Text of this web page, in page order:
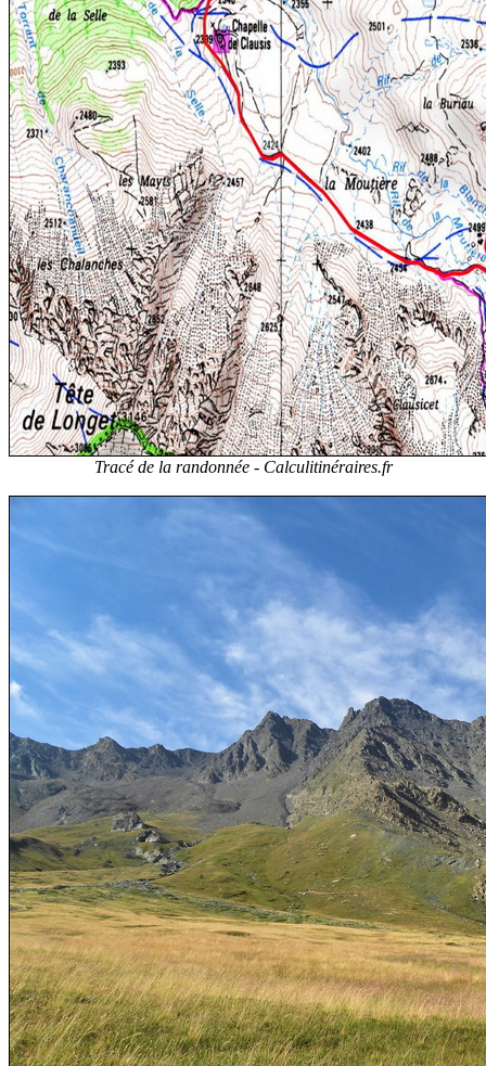
Tracé de la randonnée - Calculitinéraires.fr